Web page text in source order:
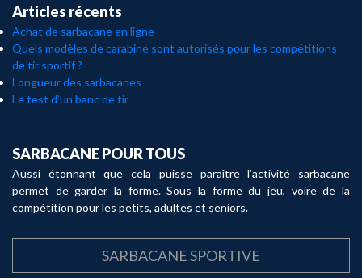
Articles récents
Achat de sarbacane en ligne
Quels modèles de carabine sont autorisés pour les compétitions
de tir sportif ?
Longueur des sarbacanes
Le test d’un banc de tir
SARBACANE POUR TOUS
Aussi étonnant que cela puisse paraître l’activité sarbacane
permet de garder la forme. Sous la forme du jeu, voire de la
compétition pour les petits, adultes et seniors.
SARBACANE SPORTIVE